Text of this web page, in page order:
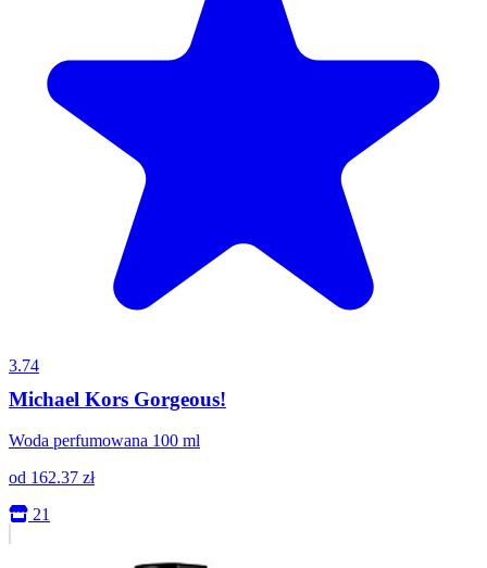
3.74
Michael Kors Gorgeous!
Woda perfumowana 100 ml
od 162.37 zł
21